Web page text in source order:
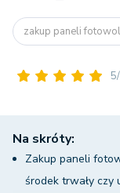
zakup paneli
Na skróty:
Zakup paneli
środek trwały czy